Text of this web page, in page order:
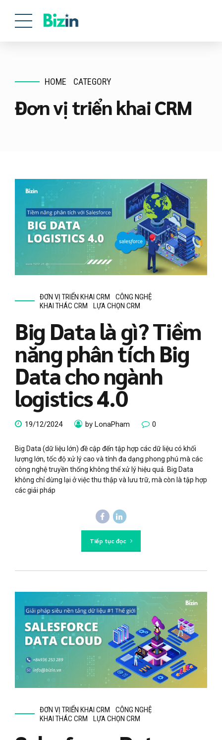
HOME CATEGORY
Đơn vị triển khai CRM
ĐƠN VỊ TRIỂN KHAI CRM
CÔNG NGHỆ
KHAI THÁC CRM
LỰA CHỌN CRM
Big Data là gì? Tiềm
năng phân tích Big
Data cho ngành
logistics 4.0
19/12/2024 by LonaPham 0
Big Data (dữ liệu lớn) đề cập đến tập hợp các dữ liệu có khối
lượng lớn, tốc độ xử lý cao và tính đa dạng phong phú mà các
công nghệ truyền thống không thể xử lý hiệu quả. Big Data
không chỉ dừng lại ở việc thu thập và lưu trữ, mà còn là tập hợp
các giải pháp
Tiếp tục đọc
ĐƠN VỊ TRIỂN KHAI CRM
CÔNG NGHỆ
KHAI THÁC CRM
LỰA CHỌN CRM